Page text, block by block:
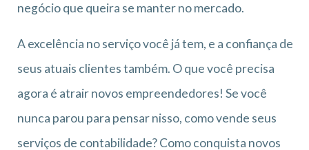
negócio que queira se manter no mercado.
A excelência no serviço você já tem, e a confiança de
seus atuais clientes também. O que você precisa
agora é atrair novos empreendedores! Se você
nunca parou para pensar nisso, como vende seus
serviços de contabilidade? Como conquista novos